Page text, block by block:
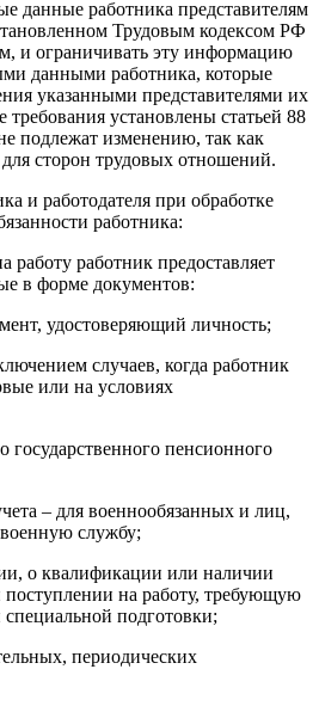
данные работника представителям
Трудовым кодексом РФ
и ограничивать эту информацию
данными работника, которые
указанными представителями их
установлены статьей 88
подлежат изменению, так как
сторон трудовых отношений.
и работодателя при обработке
работника:
работу работник предоставляет
в форме документов:
удостоверяющий личность;
случаев, когда работник
или на условиях
государственного пенсионного
– для военнообязанных и лиц,
службу;
о квалификации или наличии
на работу, требующую
подготовки;
периодических